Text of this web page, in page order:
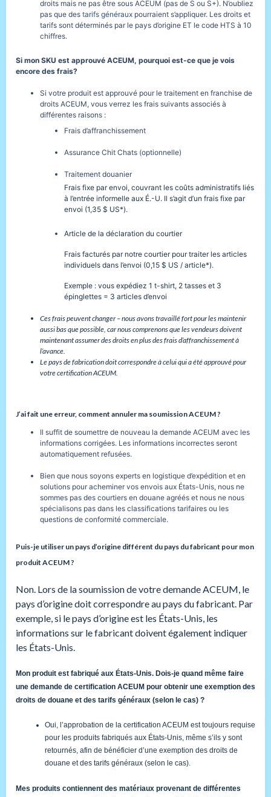
droits mais ne pas être sous ACEUM (pas de S ou S+). N’oubliez
pas que des tarifs généraux pourraient s’appliquer. Les droits et
tarifs sont déterminés par le pays d’origine ET le code HTS à 10
chiffres.
Si mon SKU est approuvé ACEUM, pourquoi est-ce que je vois
encore des frais?
Si votre produit est approuvé pour le traitement en franchise de
droits ACEUM, vous verrez les frais suivants associés à
différentes raisons :
Frais d’affranchissement
Assurance Chit Chats (optionnelle)
Traitement douanier
Frais fixe par envoi, couvrant les coûts administratifs liés
à l’entrée informelle aux É.-U. Il s’agit d’un frais fixe par
envoi (1,35 $ US*).
Article de la déclaration du courtier
Frais facturés par notre courtier pour traiter les articles
individuels dans l’envoi (0,15 $ US / article*).
Exemple : vous expédiez 1 t-shirt, 2 tasses et 3
épinglettes = 3 articles d’envoi
Ces frais peuvent changer – nous avons travaillé fort pour les maintenir
aussi bas que possible, car nous comprenons que les vendeurs doivent
maintenant assumer des droits en plus des frais d’affranchissement à
l’avance.
Le pays de fabrication doit correspondre à celui qui a été approuvé pour
votre certification ACEUM.
J’ai fait une erreur, comment annuler ma soumission ACEUM ?
Il suffit de soumettre de nouveau la demande ACEUM avec les
informations corrigées. Les informations incorrectes seront
automatiquement refusées.
Bien que nous soyons experts en logistique d’expédition et en
solutions pour acheminer vos envois aux États-Unis, nous ne
sommes pas des courtiers en douane agréés et nous ne nous
spécialisons pas dans les classifications tarifaires ou les
questions de conformité commerciale.
Puis-je utiliser un pays d’origine différent du pays du fabricant pour mon
produit ACEUM ?
Non. Lors de la soumission de votre demande ACEUM, le
pays d’origine doit correspondre au pays du fabricant. Par
exemple, si le pays d’origine est les États-Unis, les
informations sur le fabricant doivent également indiquer
les États-Unis.
Mon produit est fabriqué aux États-Unis. Dois-je quand même faire
une demande de certification ACEUM pour obtenir une exemption des
droits de douane et des tarifs généraux (selon le cas) ?
Oui, l’approbation de la certification ACEUM est toujours requise
pour les produits fabriqués aux États-Unis, même s’ils y sont
retournés, afin de bénéficier d’une exemption des droits de
douane et des tarifs généraux (selon le cas).
Mes produits contiennent des matériaux provenant de différentes